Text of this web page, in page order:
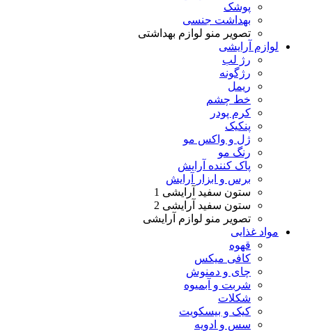
پوشک
بهداشت جنسی
تصویر منو لوازم بهداشتی
لوازم آرایشی
رژ لب
رژگونه
ریمل
خط چشم
کرم پودر
پنکیک
ژل و واکس مو
رنگ مو
پاک کننده آرایش
برس و ابزار آرایش
ستون سفید آرایشی 1
ستون سفید آرایشی 2
تصویر منو لوازم آرایشی
مواد غذایی
قهوه
کافی میکس
چای و دمنوش
شربت و آبمیوه
شکلات
کیک و بیسکویت
سس و ادویه